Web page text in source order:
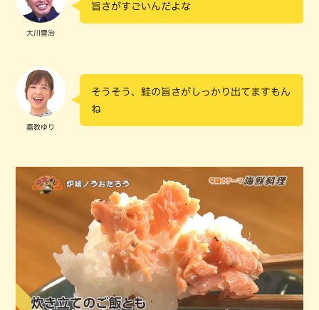
大川豊治
旨さがすごいんだよな
嘉数ゆり
そうそう、鮭の旨さがしっかり出てますもん
ね